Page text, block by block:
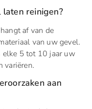
reinigen?
af van de
van uw gevel.
elke 5 tot 10 jaar uw
variëren.
aan